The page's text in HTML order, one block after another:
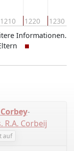
1210 1220 1230
Informationen.
-
R.A. Corbeij
auf